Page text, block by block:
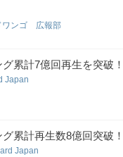
ワンゴ 広報部
累計7億回再生を突破！
Japan
累計再生数8億回突破！
Japan